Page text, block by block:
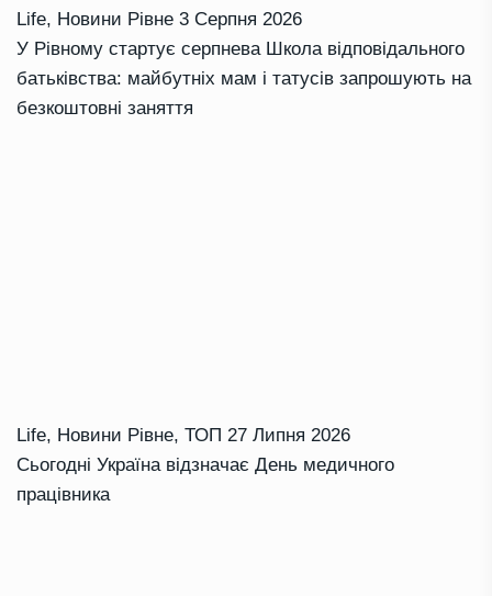
Life, Новини Рівне 3 Серпня 2026
У Рівному стартує серпнева Школа відповідального
батьківства: майбутніх мам і татусів запрошують на
безкоштовні заняття
Life, Новини Рівне, ТОП 27 Липня 2026
Сьогодні Україна відзначає День медичного
працівника